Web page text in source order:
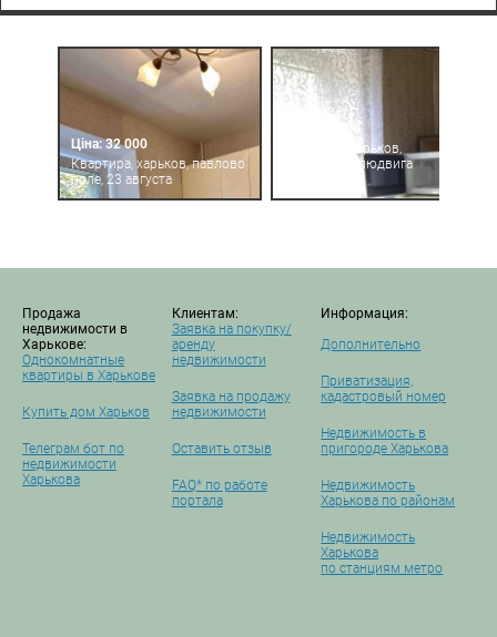
Ціна: 32 000
Квартира, харьков, павлово
поле, 23 августа
Ціна: 28 000
Квартира, харьков,
алексеевка, людвига
Продажа
недвижимости в
Харькове:
Однокомнатные
квартиры в Харькове
Купить дом Харьков
Телеграм бот по
недвижимости
Харькова
Клиентам:
Заявка на покупку/
аренду
недвижимости
Заявка на продажу
недвижимости
Оставить отзыв
FAQ* по работе
портала
Информация:
Дополнительно
Приватизация,
кадастровый номер
Недвижимость в
пригороде Харькова
Недвижимость
Харькова по районам
Недвижимость
Харькова
по станциям метро